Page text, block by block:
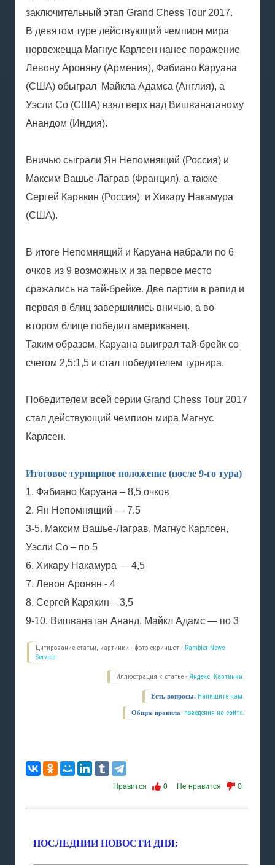
заключительный этап Grand Chess Tour 2017.
В девятом туре действующий чемпион мира
норвежецца Магнус Карлсен нанес поражение
Левону Ароняну (Армения), Фабиано Каруана
(США) обыграл Майкла Адамса (Англия), а
Уэсли Со (США) взял верх над Вишванатаному
Анандом (Индия).
Вничью сыграли Ян Непомнящий (Россия) и
Максим Вашье-Лаграв (Франция), а также
Сергей Карякин (Россия) и Хикару Накамура
(США).
В итоге Непомнящий и Каруана набрали по 6
очков из 9 возможных и за первое место
сражались на тай-брейке. Две партии в рапид и
первая в блиц завершились вничью, а во
втором блице победил американец.
Таким образом, Каруана выиграл тай-брейк со
счетом 2,5:1,5 и стал победителем турнира.
Победителем всей серии Grand Chess Tour 2017
стал действующий чемпион мира Магнус
Карлсен.
Итоговое турнирное положение (после 9-го тура)
1. Фабиано Каруана – 8,5 очков
2. Ян Непомнящий — 7,5
3-5. Максим Вашье-Лаграв, Магнус Карлсен,
Уэсли Со – по 5
6. Хикару Накамура — 4,5
7. Левон Аронян - 4
8. Сергей Карякин – 3,5
9-10. Вишванатан Ананд, Майкл Адамс — по 3
Цитирование статьи, картинки - фото скриншот - Rambler News
Service.
Иллюстрация к статье - Яндекс. Картинки.
Есть вопросы. Напишите нам.
Общие правила поведения на сайте.
Нравится 0 Не нравится 0
ПОСЛЕДНИИ НОВОСТИ ДНЯ: